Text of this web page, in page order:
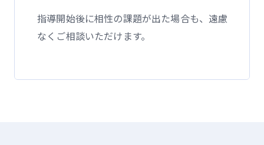
指導開始後に相性の課題が出た場合も、遠慮
なくご相談いただけます。